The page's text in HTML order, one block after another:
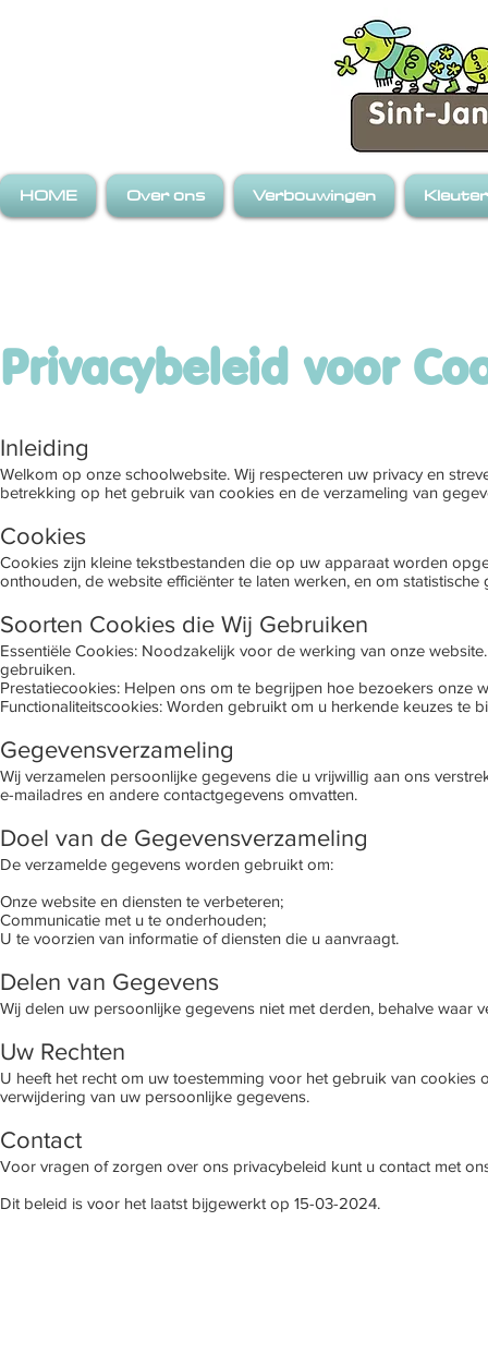
HOME Over ons Verbouwingen
Privacybeleid voor
Inleiding
Welkom op onze schoolwebsite. Wij respecteren uw privacy en
betrekking op het gebruik van cookies en de verzameling van
Cookies
Cookies zijn kleine tekstbestanden die op uw apparaat worden
onthouden, de website efficiënter te laten werken, en om
Soorten Cookies die Wij Gebruiken
Essentiële Cookies: Noodzakelijk voor de werking van onze
gebruiken.
Prestatiecookies: Helpen ons om te begrijpen hoe bezoekers onze
Functionaliteitscookies: Worden gebruikt om u herkende keuzes te
Gegevensverzameling
Wij verzamelen persoonlijke gegevens die u vrijwillig aan ons
e-mailadres en andere contactgegevens omvatten.
Doel van de Gegevensverzameling
De verzamelde gegevens worden gebruikt om:
Onze website en diensten te verbeteren;
Communicatie met u te onderhouden;
U te voorzien van informatie of diensten die u aanvraagt.
Delen van Gegevens
Wij delen uw persoonlijke gegevens niet met derden, behalve waar
Uw Rechten
U heeft het recht om uw toestemming voor het gebruik van
verwijdering van uw persoonlijke gegevens.
Contact
Voor vragen of zorgen over ons privacybeleid kunt u contact met
Dit beleid is voor het laatst bijgewerkt op 15-03-2024.